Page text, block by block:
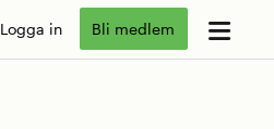
Logga in Bli medlem